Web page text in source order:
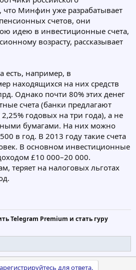
что Минфин уже разрабатывает
счетов, они
идею в инвестиционные счета,
возрасту, рассказывает
есть, например, в
находящихся на них средств
Однако почти 80% этих денег
счета (банки предлагают
годовых на три года), а не
бумагами. На них можно
в год. В 2013 году такие счета
В основном инвестиционные
£10 000–20 000.
теряет на налоговых льготах
Telegram Premium и стать гуру
для ответа.